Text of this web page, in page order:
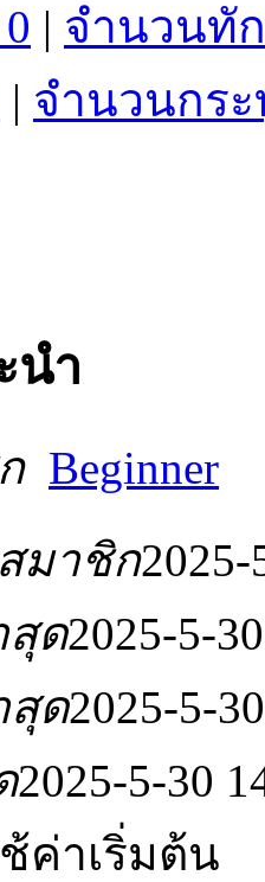
| จำนวนทั
| จำนวนกระ
นำ
Beginner
มาชิก2025-
สุด2025-5-
สุด2025-5-
2025-5-30
ค่าเริ่มต้น